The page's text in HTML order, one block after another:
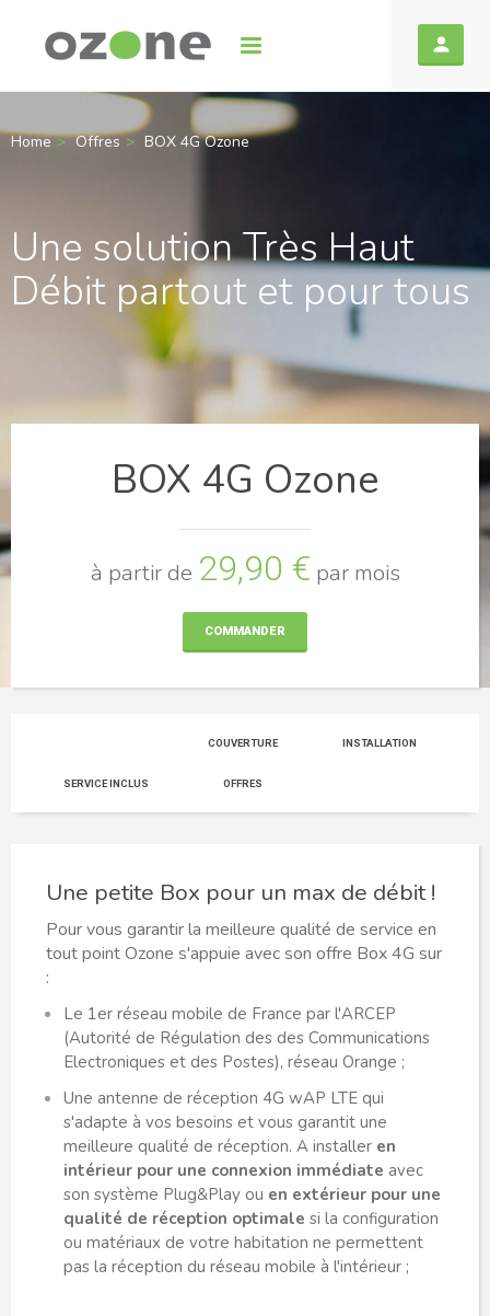
Home Offres BOX 4G Ozone
Une solution Très Haut
Débit partout et pour tous
BOX 4G Ozone
à partir de 29,90 € par mois
COMMANDER
COUVERTURE INSTALLATION
SERVICE INCLUS OFFRES
Une petite Box pour un max de débit !
Pour vous garantir la meilleure qualité de service en
tout point Ozone s'appuie avec son offre Box 4G sur
:
Le 1er réseau mobile de France par l'ARCEP
(Autorité de Régulation des des Communications
Electroniques et des Postes), réseau Orange ;
Une antenne de réception 4G wAP LTE qui
s'adapte à vos besoins et vous garantit une
meilleure qualité de réception. A installer en
intérieur pour une connexion immédiate avec
son système Plug&Play ou en extérieur pour une
qualité de réception optimale si la configuration
ou matériaux de votre habitation ne permettent
pas la réception du réseau mobile à l'intérieur ;